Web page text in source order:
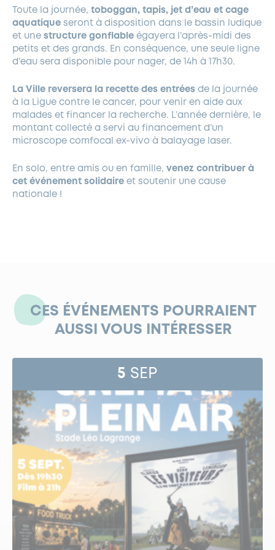
Toute la journée, toboggan, tapis, jet d’eau et cage
aquatique seront à disposition dans le bassin ludique
et une structure gonflable égayera l’après-midi des
petits et des grands. En conséquence, une seule ligne
d’eau sera disponible pour nager, de 14h à 17h30.
La Ville reversera la recette des entrées de la journée
à la Ligue contre le cancer, pour venir en aide aux
malades et financer la recherche. L’année dernière, le
montant collecté a servi au financement d’un
microscope comfocal ex-vivo à balayage laser.
En solo, entre amis ou en famille, venez contribuer à
cet événement solidaire et soutenir une cause
nationale !
CES ÉVÉNEMENTS POURRAIENT
AUSSI VOUS INTÉRESSER
5 SEP